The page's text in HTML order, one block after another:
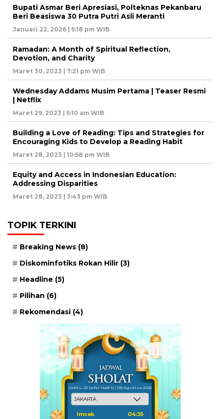
Bupati Asmar Beri Apresiasi, Polteknas Pekanbaru
Beri Beasiswa 30 Putra Putri Asli Meranti
Januari 22, 2026 | 5:18 pm WIB
Ramadan: A Month of Spiritual Reflection,
Devotion, and Charity
Maret 30, 2023 | 7:21 pm WIB
Wednesday Addams Musim Pertama | Teaser Resmi
| Netflix
Maret 29, 2023 | 5:10 am WIB
Building a Love of Reading: Tips and Strategies for
Encouraging Kids to Develop a Reading Habit
Maret 28, 2023 | 10:58 pm WIB
Equity and Access in Indonesian Education:
Addressing Disparities
Maret 28, 2023 | 3:43 pm WIB
TOPIK TERKINI
Breaking News (8)
Diskominfotiks Rokan Hilir (3)
Headline (5)
Pilihan (6)
Rekomendasi (4)
Sabtu, 23 Safar 1448 H / 08 Agustus 2026
Imsak 04:35